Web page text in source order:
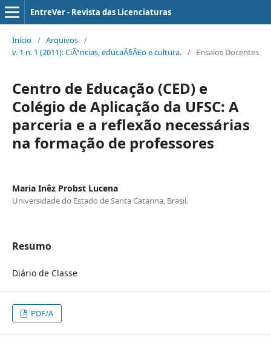
EntreVer - Revista das Licenciaturas
Início / Arquivos /
v. 1 n. 1 (2011): CiÃªncias, educaÃ§Ã£o e cultura. / Ensaios Docentes
Centro de Educação (CED) e
Colégio de Aplicação da UFSC: A
parceria e a reflexão necessárias
na formação de professores
Maria Inêz Probst Lucena
Universidade do Estado de Santa Catarina, Brasil.
Resumo
Diário de Classe
PDF/A